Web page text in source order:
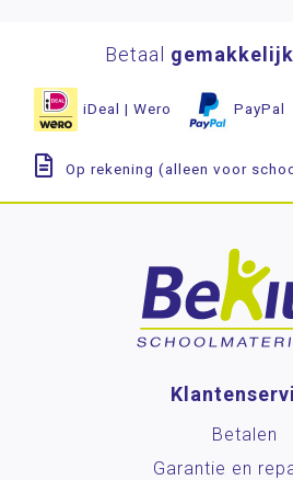
Betaal
iDeal | Wero PayPal
Op rekening (alleen voor
Betalen
Garantie en